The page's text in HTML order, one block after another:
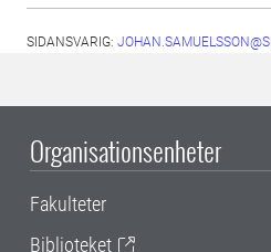
SIDANSVARIG:
Organisationsenheter
Fakulteter
Biblioteket